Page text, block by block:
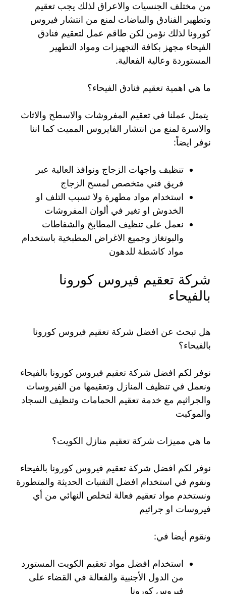
من مختلف الجنسيات والاعراق لذلك يجب تعقيم
وتطهير الفنادق والبياضات لمنع من انتشار فيروس
كورونا لذلك نؤمن لكن طاقم عمل لتعقيم فنادق
الفيحاء مجهز بكافة التجهيزات ومواد التطهير
المستوردة وعالية الفعالية.
ما هي اهمية تعقيم فنادق الفيحاء؟
يتمثل عملنا في تعقيم المفروشات والاسطح والاثاث
والاسرة لمنع من انتشار الفايروس المميت كما اننا
نوفر ايضاً:
تنظيف واجهات الزجاج ونوافذ العالية عبر
فريق فني متخصص لمسح الزجاج
استخدام مواد مطهرة ولا تسبب التلف او
الخدوش او تغير في ألوان المفروشات
نعمل على تنظيف المطابخ والشفاطات
والبوتغاز وجميع الاغراض المطبخية باستخدام
مواد كاشطة للدهون
شركة تعقيم فيروس كورونا
بالفيحاء
هل تبحث عن افضل شركة تعقيم فيروس كورونا
بالفيحاء؟
نوفر لكم افضل شركة تعقيم فيروس كورونا بالفيحاء
ونعمل في تنظيف المنازل وتعقيمها من الفيروسات
والجراثيم مع خدمة تعقيم الحمامات وتنظيف السجاد
والموكيت
ما هي مميزات شركة تعقيم منازل الكويت؟
نوفر لكم افضل شركة تعقيم فيروس كورونا بالفيحاء
ونقوم في استخدام افضل التقنيات الحديثة والمتطورة
ونستخدم مواد تعقيم فعالة لتخلص النهائي من أي
فيروسات او جراثيم
ونقوم أيضا في:
استخدام افضل مواد تعقيم الكويت المستورد
من الدول الأجنبية والفعالة في القضاء على
فيروس كورونا